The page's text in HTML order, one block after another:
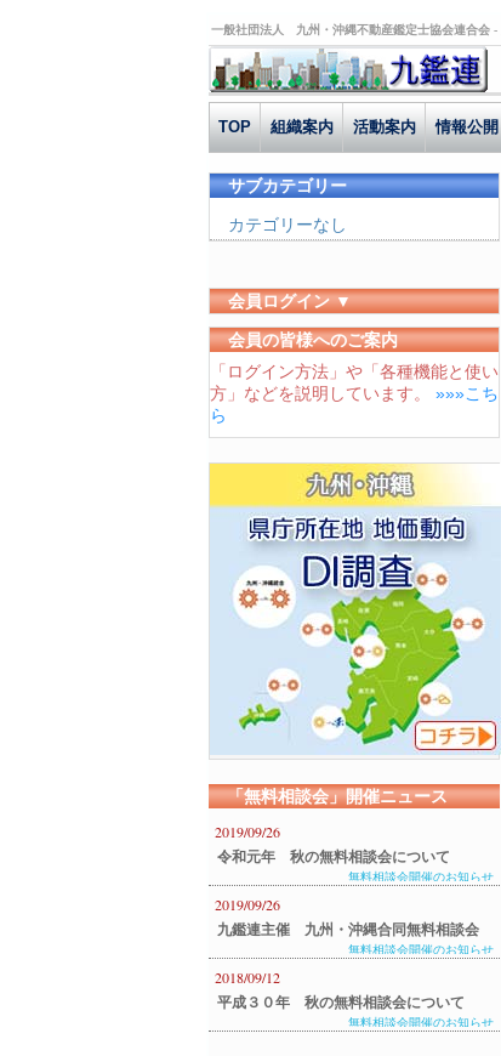
一般社団法人 九州・沖縄不動産鑑定士協会連合会 -
TOP 組織案内 活動案内 情報公開
サブカテゴリー
カテゴリーなし
会員ログイン ▼
ユーザーID
パスワード
会員の皆様へのご案内
「ログイン方法」や「各種機能と使い
方」などを説明しています。 »»»こち
ら
「無料相談会」開催ニュース
2019/09/26
令和元年 秋の無料相談会について
無料相談会開催のお知らせ
2019/09/26
九鑑連主催 九州・沖縄合同無料相談会
のご案内
無料相談会開催のお知らせ
2018/09/12
平成３０年 秋の無料相談会について
無料相談会開催のお知らせ